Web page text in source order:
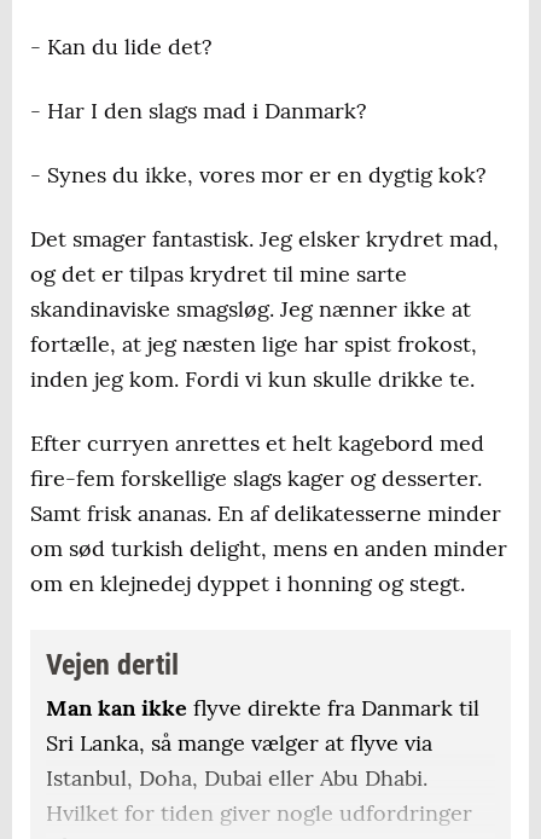
- Kan du lide det?
- Har I den slags mad i Danmark?
- Synes du ikke, vores mor er en dygtig kok?
Det smager fantastisk. Jeg elsker krydret mad,
og det er tilpas krydret til mine sarte
skandinaviske smagsløg. Jeg nænner ikke at
fortælle, at jeg næsten lige har spist frokost,
inden jeg kom. Fordi vi kun skulle drikke te.
Efter curryen anrettes et helt kagebord med
fire-fem forskellige slags kager og desserter.
Samt frisk ananas. En af delikatesserne minder
om sød turkish delight, mens en anden minder
om en klejnedej dyppet i honning og stegt.
Vejen dertil
Man kan ikke flyve direkte fra Danmark til
Sri Lanka, så mange vælger at flyve via
Istanbul, Doha, Dubai eller Abu Dhabi.
Hvilket for tiden giver nogle udfordringer